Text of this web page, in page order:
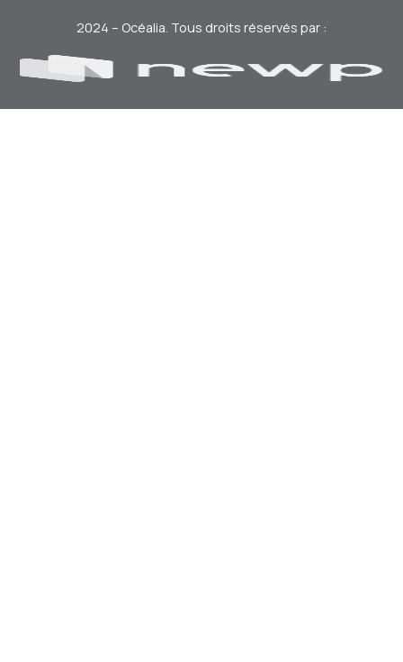
2024 – Océalia. Tous droits réservés par :